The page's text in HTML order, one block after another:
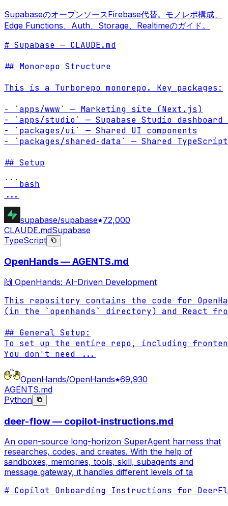
SupabaseのオープンソースFirebase代替。モノレポ構成、
Edge Functions、Auth、Storage、Realtimeのガイド。
# Supabase — CLAUDE.md
## Monorepo Structure
This is a Turborepo monorepo. Key packages:
- `apps/www` — Marketing site (Next.js)
- `apps/studio` — Supabase Studio
- `packages/ui` — Shared UI components
- `packages/shared-data` — Shared
## Setup
...
supabase/supabase 72,000
CLAUDE.mdSupabase
TypeScript
OpenHands — AGENTS.md
🙌 OpenHands: AI-Driven Development
This repository contains the code for
(in the `openhands` directory) and React
## General Setup:
To set up the entire repo, including
You don't need
...
OpenHands/OpenHands 69,930
AGENTS.md
Python
deer-flow — copilot-instructions.md
An open-source long-horizon SuperAgent harness that
researches, codes, and creates. With the help of
sandboxes, memories, tools, skill, subagents and
message gateway, it handles different levels of ta
# Copilot Onboarding Instructions for